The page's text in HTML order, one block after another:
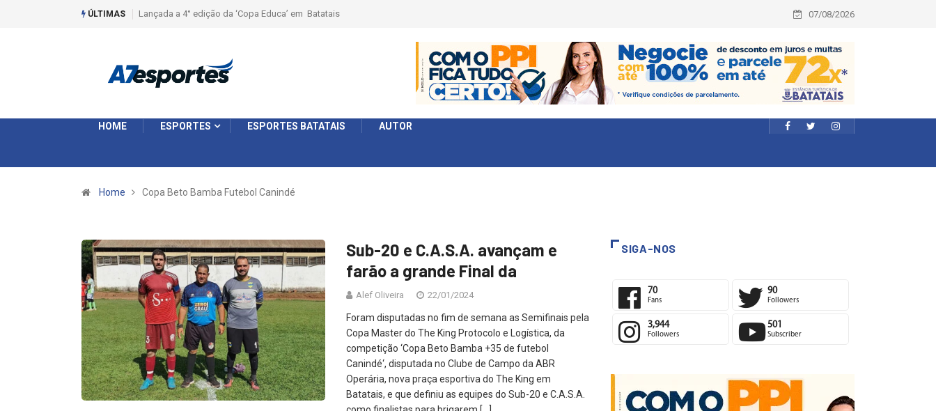
ÚLTIMAS Lançada a 4° edição da ‘Copa Educa’ em Batatais 07/08/2026
HOME ESPORTES ESPORTES BATATAIS AUTOR
Home Copa Beto Bamba Futebol Canindé
Sub-20 e C.A.S.A. avançam e
farão a grande Final da
Alef Oliveira 22/01/2024
Foram disputadas no fim de semana as Semifinais pela
Copa Master do The King Protocolo e Logística, da
competição ‘Copa Beto Bamba +35 de futebol
Canindé‘, disputada no Clube de Campo da ABR
Operária, nova praça esportiva do The King em
Batatais, e que definiu as equipes do Sub-20 e C.A.S.A.
SIGA-NOS
70
Fans
90
Followers
3,944
Followers
501
Subscriber